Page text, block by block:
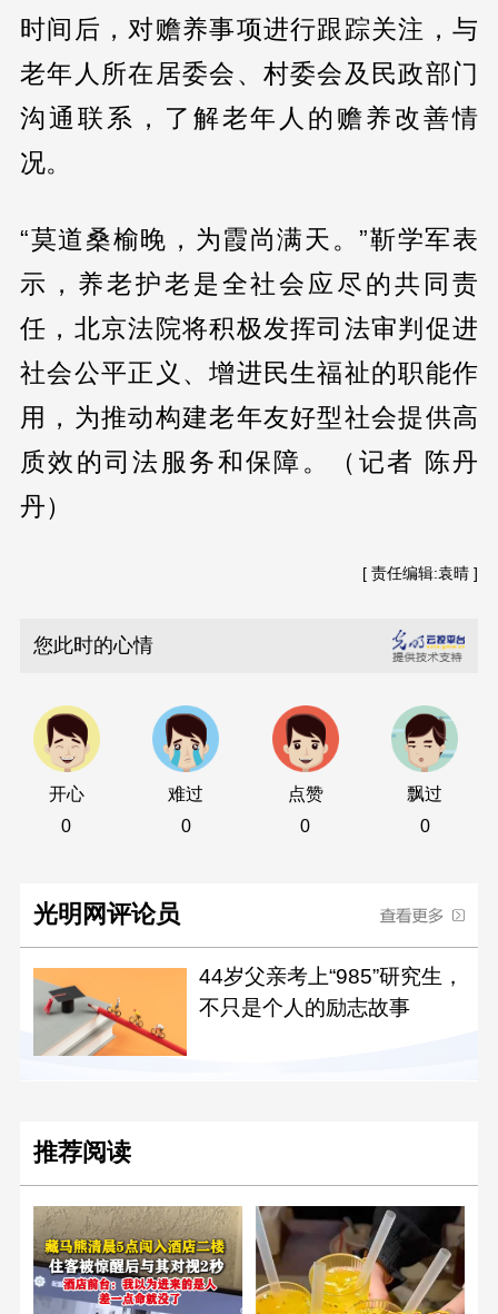
时间后，对赡养事项进行跟踪关注，与
老年人所在居委会、村委会及民政部门
沟通联系，了解老年人的赡养改善情
况。
“莫道桑榆晚，为霞尚满天。”靳学军表
示，养老护老是全社会应尽的共同责
任，北京法院将积极发挥司法审判促进
社会公平正义、增进民生福祉的职能作
用，为推动构建老年友好型社会提供高
质效的司法服务和保障。（记者 陈丹
丹）
[ 责任编辑:袁晴 ]
您此时的心情
开心
0
难过
0
点赞
0
飘过
0
光明网评论员
44岁父亲考上“985”研究生，
不只是个人的励志故事
推荐阅读